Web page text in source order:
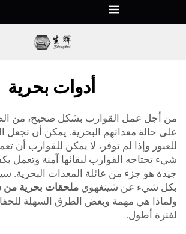
أدوات بحرية
من أجل عمل القوارب بشكل صحيح، من
على حالة معداتهم البحرية. يمكن أن تجعل
للعبور وإذا لم توفر، لا يمكن للقوارب أن
شيء تحتاجه القوارب لبقائها آمنة وتعمل
جيدة هو جزء من عائلة المعدات البحرية.
بكل شيء عن شينغهوي ملحقات بحرية من
ولماذا هي مهمة وبعض الطرق السهلة
لفترة أطول.